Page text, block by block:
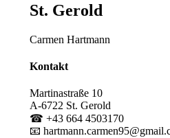
St. Gerold
Carmen Hartmann
Kontakt
Martinastraße 10
A-6722 St. Gerold
☎ +43 664 4503170
📧